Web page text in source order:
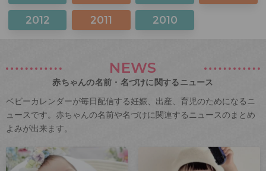
2012 2011 2010
NEWS
赤ちゃんの名前・名づけに関するニュース
ベビーカレンダーが毎日配信する妊娠、出産、育児のためになるニ
ュースです。赤ちゃんの名前や名づけに関連するニュースのまとめ
よみが出来ます。